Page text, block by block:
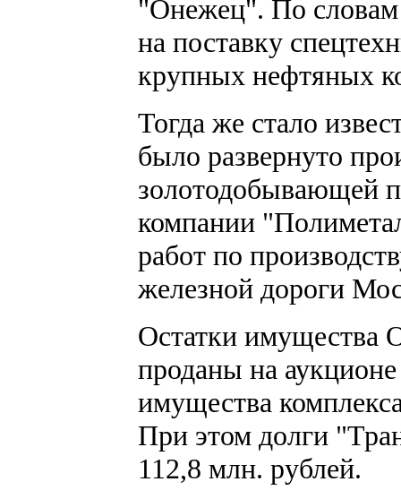
"Онежец". По словам
на поставку
крупных нефтяных
Тогда же стало
было развернуто
золотодобывающей
компании
работ по
железной дороги
Остатки
проданы на
имущества
При этом долги
112,8 млн. рублей.